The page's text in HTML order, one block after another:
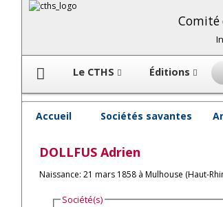
Comité
Le CTHS Éditions
Accueil Sociétés savantes
DOLLFUS Adrien
Naissance: 21 mars 1858 à Mulhouse (Haut-
Société(s)